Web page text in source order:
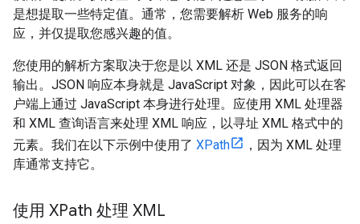
是想提取一些特定值。通常，您需要解析 Web 服务的响
应，并仅提取您感兴趣的值。
您使用的解析方案取决于您是以 XML 还是 JSON 格式返回
输出。JSON 响应本身就是 JavaScript 对象，因此可以在客
户端上通过 JavaScript 本身进行处理。应使用 XML 处理器
和 XML 查询语言来处理 XML 响应，以寻址 XML 格式中的
元素。我们在以下示例中使用了 XPath
，因为 XML 处理
库通常支持它。
使用 XPath 处理 XML